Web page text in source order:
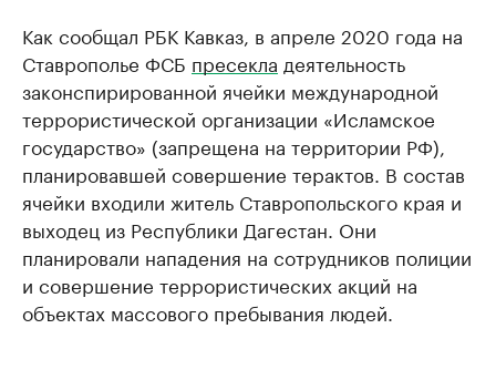
Как сообщал РБК Кавказ, в апреле 2020 года на
Ставрополье ФСБ пресекла деятельность
законспирированной ячейки международной
террористической организации «Исламское
государство» (запрещена на территории РФ),
планировавшей совершение терактов. В состав
ячейки входили житель Ставропольского края и
выходец из Республики Дагестан. Они
планировали нападения на сотрудников полиции
и совершение террористических акций на
объектах массового пребывания людей.